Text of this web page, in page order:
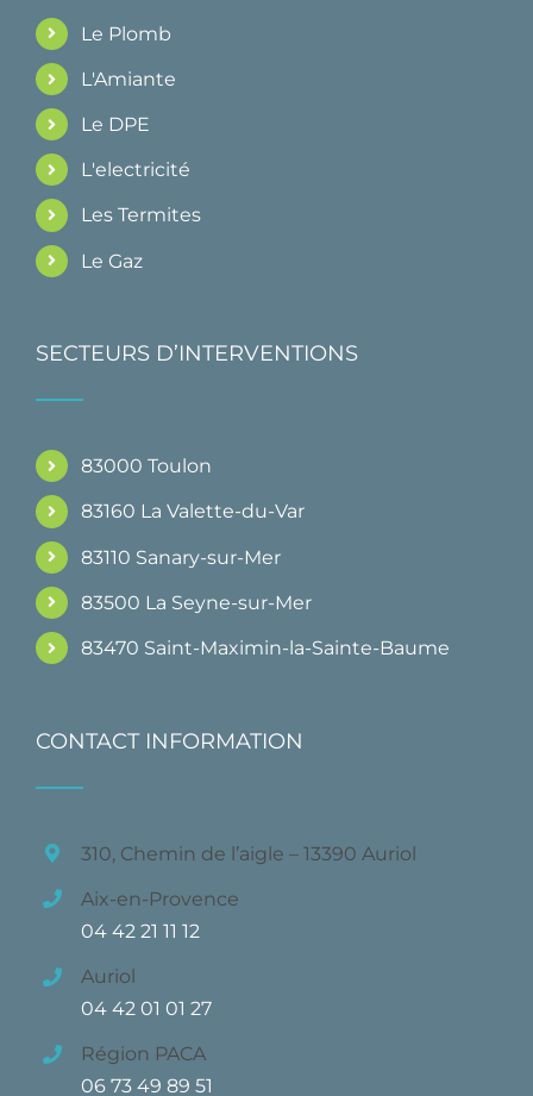
Le Plomb
L'Amiante
Le DPE
L'electricité
Les Termites
Le Gaz
SECTEURS D’INTERVENTIONS
83000 Toulon
83160 La Valette-du-Var
83110 Sanary-sur-Mer
83500 La Seyne-sur-Mer
83470 Saint-Maximin-la-Sainte-Baume
CONTACT INFORMATION
310, Chemin de l’aigle – 13390 Auriol
Aix-en-Provence
04 42 21 11 12
Auriol
04 42 01 01 27
Région PACA
06 73 49 89 51